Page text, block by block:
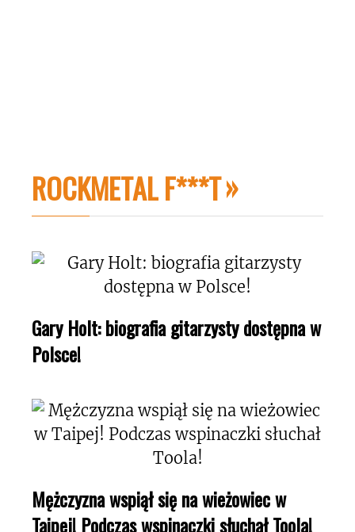
ROCKMETAL F***T
Gary Holt: biografia gitarzysty dostępna w
Polsce!
Mężczyzna wspiął się na wieżowiec w
Taipej! Podczas wspinaczki słuchał Toola!